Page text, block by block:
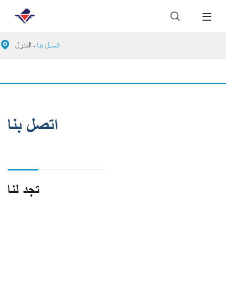

 المنزل اتصل بنا
اتصل بنا
تجد لنا